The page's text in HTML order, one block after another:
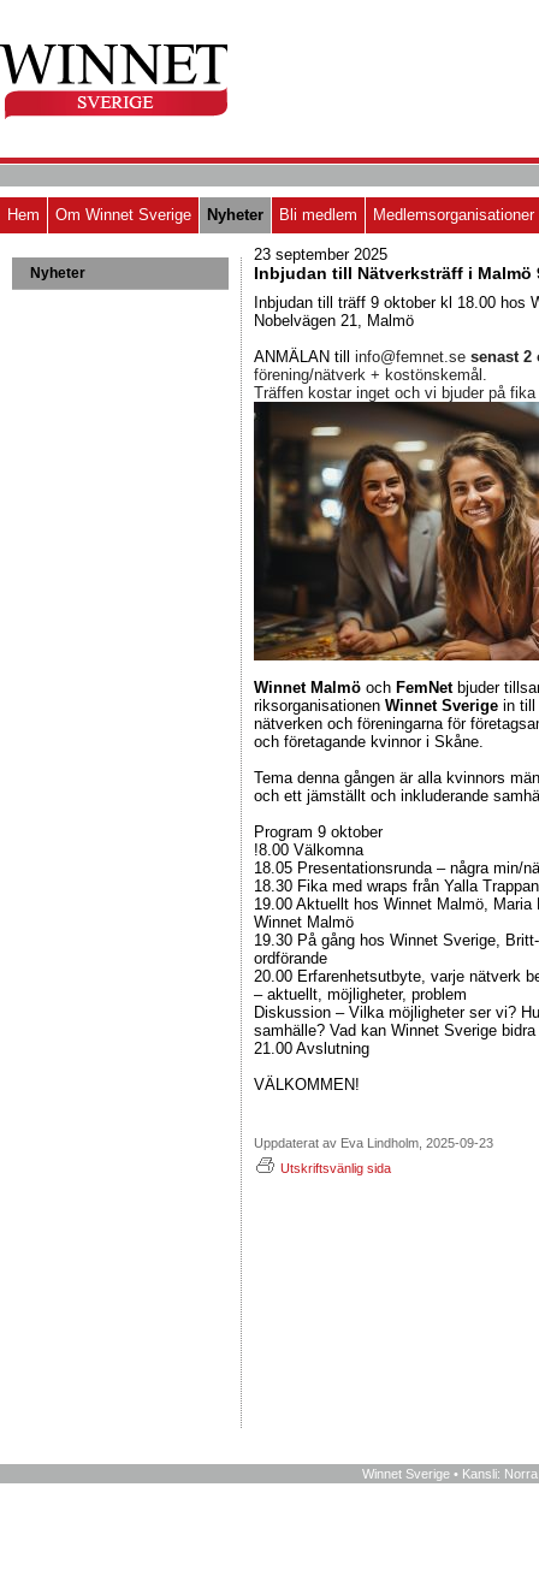
Hem Om Winnet Sverige Nyheter Bli medlem Medlemsorganisationer
Nyheter
23 september 2025
Inbjudan till Nätverksträff i Malmö
Inbjudan till träff 9 oktober kl 18.00 hos
Nobelvägen 21, Malmö
ANMÄLAN till
info@femnet.se senast 2
förening/nätverk + kostönskemål.
Träffen kostar inget och vi bjuder på
Winnet Malmö och FemNetbjuder
riksorganisationen Winnet Sverige in till
nätverken och föreningarna för
och företagande kvinnor i Skåne.
Tema denna gången är alla kvinnors
och ett jämställt och inkluderande
Program 9 oktober
!8.00 Välkomna
18.05 Presentationsrunda – några min/
18.30 Fika med wraps från Yalla Trappan
19.00 Aktuellt hos Winnet Malmö,
Winnet Malmö
19.30 På gång hos Winnet Sverige,
ordförande
20.00 Erfarenhetsutbyte, varje nätverk
– aktuellt, möjligheter, problem
Diskussion – Vilka möjligheter ser vi?
samhälle? Vad kan Winnet Sverige bidra
21.00 Avslutning
VÄLKOMMEN!
Uppdaterat av Eva Lindholm, 2025-09-23
Utskriftsvänlig sida
Winnet Sverige • Kansli: